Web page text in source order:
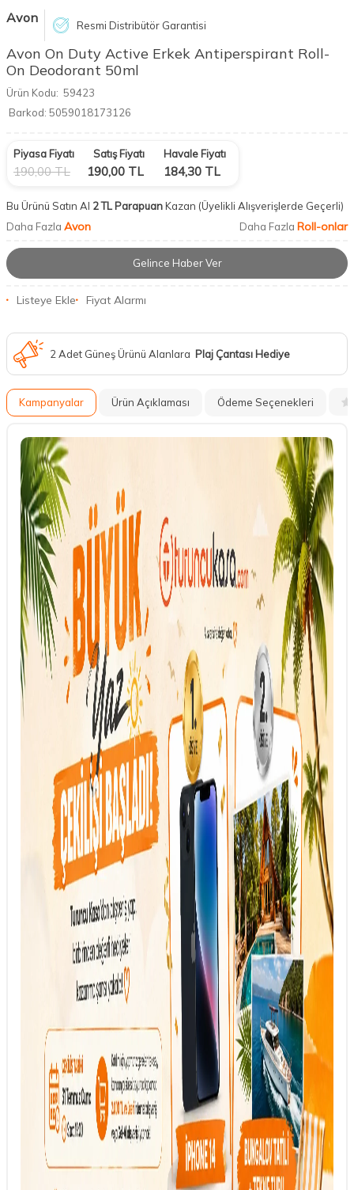
Avon Resmi Distribütör Garantisi
Avon On Duty Active Erkek Antiperspirant Roll-
On Deodorant 50ml
Ürün Kodu: 59423
Barkod: 5059018173126
Piyasa Fiyatı
190,00TL
Satış Fiyatı
190,00 TL
Havale Fiyatı
184,30 TL
Bu Ürünü Satın Al 2 TL ParapuanKazan (Üyelikli Alışverişlerde Geçerli)
Daha Fazla Avon Daha Fazla Roll-onlar
Gelince Haber Ver
Listeye Ekle Fiyat Alarmı
2 Adet Güneş Ürünü Alanlara Plaj Çantası Hediye
Kampanyalar Ürün Açıklaması Ödeme Seçenekleri